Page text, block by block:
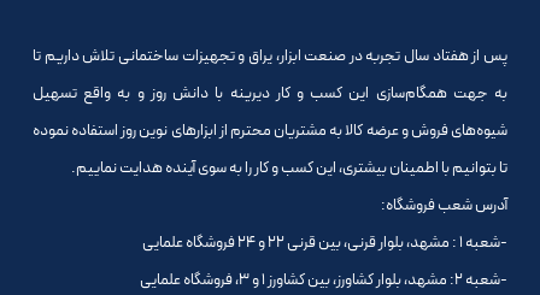
پس از هفتاد سال تجربه در صنعت ابزار، یراق و تجهیزات ساختمانی تلاش داریم تا
به جهت همگام‌سازی این کسب و کار دیرینه با دانش روز و به واقع تسهیل
شیوه‌های فروش و عرضه کالا به مشتریان محترم از ابزارهای نوین روز استفاده نموده
تا بتوانیم با اطمینان بیشتری، این کسب و کار را به سوی آینده هدایت نماییم.
آدرس شعب فروشگاه:
-شعبه 1 : مشهد، بلوار قرنی، بین قرنی 22 و 24 فروشگاه علمایی
-شعبه 2: مشهد، بلوار کشاورز، بین کشاورز 1 و 3، فروشگاه علمایی